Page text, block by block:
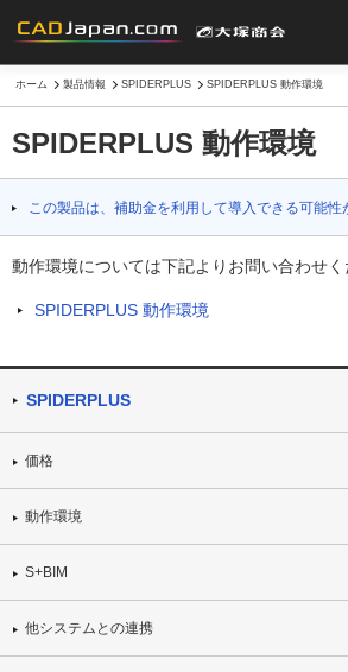
ホーム 製品情報 SPIDERPLUS SPIDERPLUS 動作環境
SPIDERPLUS 動作環境
この製品は、補助金を利用して導入できる可能性
動作環境については下記よりお問い合わせく
SPIDERPLUS 動作環境
SPIDERPLUS
価格
動作環境
S+BIM
他システムとの連携